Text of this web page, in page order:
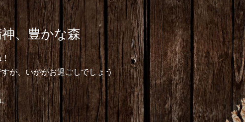
、豊かな森
が、いかがお過ごしでしょう